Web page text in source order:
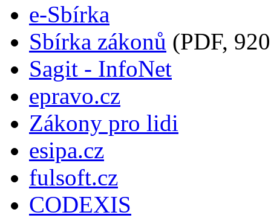
e-Sbírka
Sbírka zákonů (PDF,
Sagit - InfoNet
epravo.cz
Zákony pro lidi
esipa.cz
fulsoft.cz
CODEXIS